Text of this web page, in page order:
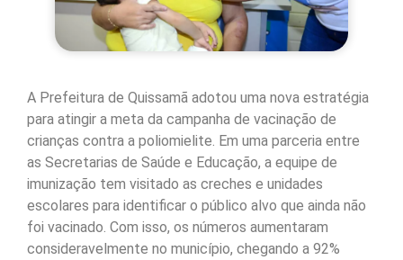
A Prefeitura de Quissamã adotou uma nova estratégia
para atingir a meta da campanha de vacinação de
crianças contra a poliomielite. Em uma parceria entre
as Secretarias de Saúde e Educação, a equipe de
imunização tem visitado as creches e unidades
escolares para identificar o público alvo que ainda não
foi vacinado. Com isso, os números aumentaram
consideravelmente no município, chegando a 92%